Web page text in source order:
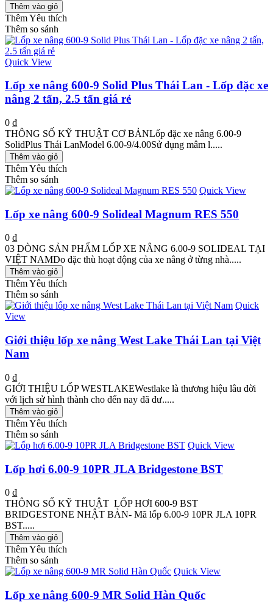
Thêm vào giỏ
Thêm Yêu thích
Thêm so sánh
Quick View
Lốp xe nâng 600-9 Solid Plus Thái Lan - Lốp đặc xe
nâng 2 tấn, 2.5 tấn giá rẻ
0 ₫
THÔNG SỐ KỸ THUẬT CƠ BẢNLốp đặc xe nâng 6.00-9
SolidPlus Thái LanModel 6.00-9/4.00Sử dụng mâm l.....
Thêm vào giỏ
Thêm Yêu thích
Thêm so sánh
Quick View
Lốp xe nâng 600-9 Solideal Magnum RES 550
0 ₫
03 DÒNG SẢN PHẨM LỐP XE NÂNG 6.00-9 SOLIDEAL TẠI
VIỆT NAMDo đặc thù hoạt động của xe nâng ở từng nhà.....
Thêm vào giỏ
Thêm Yêu thích
Thêm so sánh
Quick
View
Giới thiệu lốp xe nâng West Lake Thái Lan tại Việt
Nam
0 ₫
GIỚI THIỆU LỐP WESTLAKEWestlake là thương hiệu lâu đời
với lịch sử hình thành cho đến nay đã đư.....
Thêm vào giỏ
Thêm Yêu thích
Thêm so sánh
Quick View
Lốp hơi 6.00-9 10PR JLA Bridgestone BST
0 ₫
THÔNG SỐ KỸ THUẬT LỐP HƠI 600-9 BST
BRIDGESTONE NHẬT BẢN- Mã lốp 6.00-9 10PR JLA 10PR
BST.....
Thêm vào giỏ
Thêm Yêu thích
Thêm so sánh
Quick View
Lốp xe nâng 600-9 MR Solid Hàn Quốc